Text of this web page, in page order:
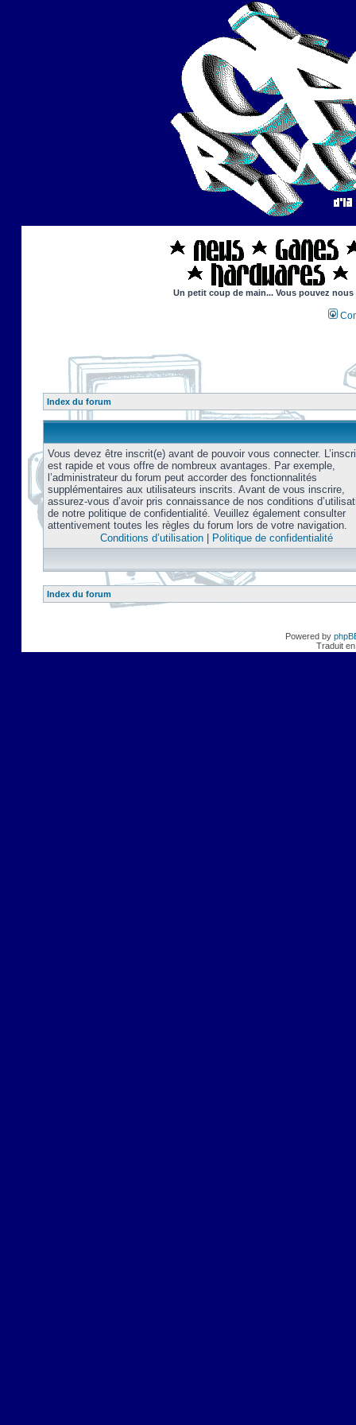
Un petit coup de main... Vous pouvez
Index du forum
Vous devez être inscrit(e) avant de pouvoir vous connecter.
est rapide et vous offre de nombreux avantages. Par exemple,
l’administrateur du forum peut accorder des fonctionnalités
supplémentaires aux utilisateurs inscrits. Avant de vous inscrire,
assurez-vous d’avoir pris connaissance de nos conditions
de notre politique de confidentialité. Veuillez également consulter
attentivement toutes les règles du forum lors de votre navigation.
Conditions d’utilisation| Politique de confidentialité
Index du forum
Powered by
Traduit